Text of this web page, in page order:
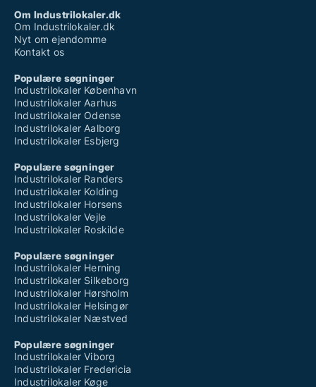
Om Industrilokaler.dk
Om Industrilokaler.dk
Nyt om ejendomme
Kontakt os
Populære søgninger
Industrilokaler København
Industrilokaler Aarhus
Industrilokaler Odense
Industrilokaler Aalborg
Industrilokaler Esbjerg
Populære søgninger
Industrilokaler Randers
Industrilokaler Kolding
Industrilokaler Horsens
Industrilokaler Vejle
Industrilokaler Roskilde
Populære søgninger
Industrilokaler Herning
Industrilokaler Silkeborg
Industrilokaler Hørsholm
Industrilokaler Helsingør
Industrilokaler Næstved
Populære søgninger
Industrilokaler Viborg
Industrilokaler Fredericia
Industrilokaler Køge